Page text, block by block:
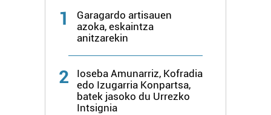
1
Garagardo artisauen
azoka, eskaintza
anitzarekin
2
Ioseba Amunarriz, Kofradia
edo Izugarria Konpartsa,
batek jasoko du Urrezko
Intsignia